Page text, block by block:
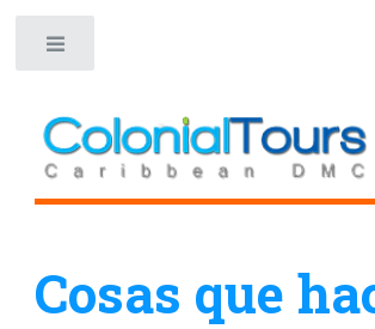
Cosas que